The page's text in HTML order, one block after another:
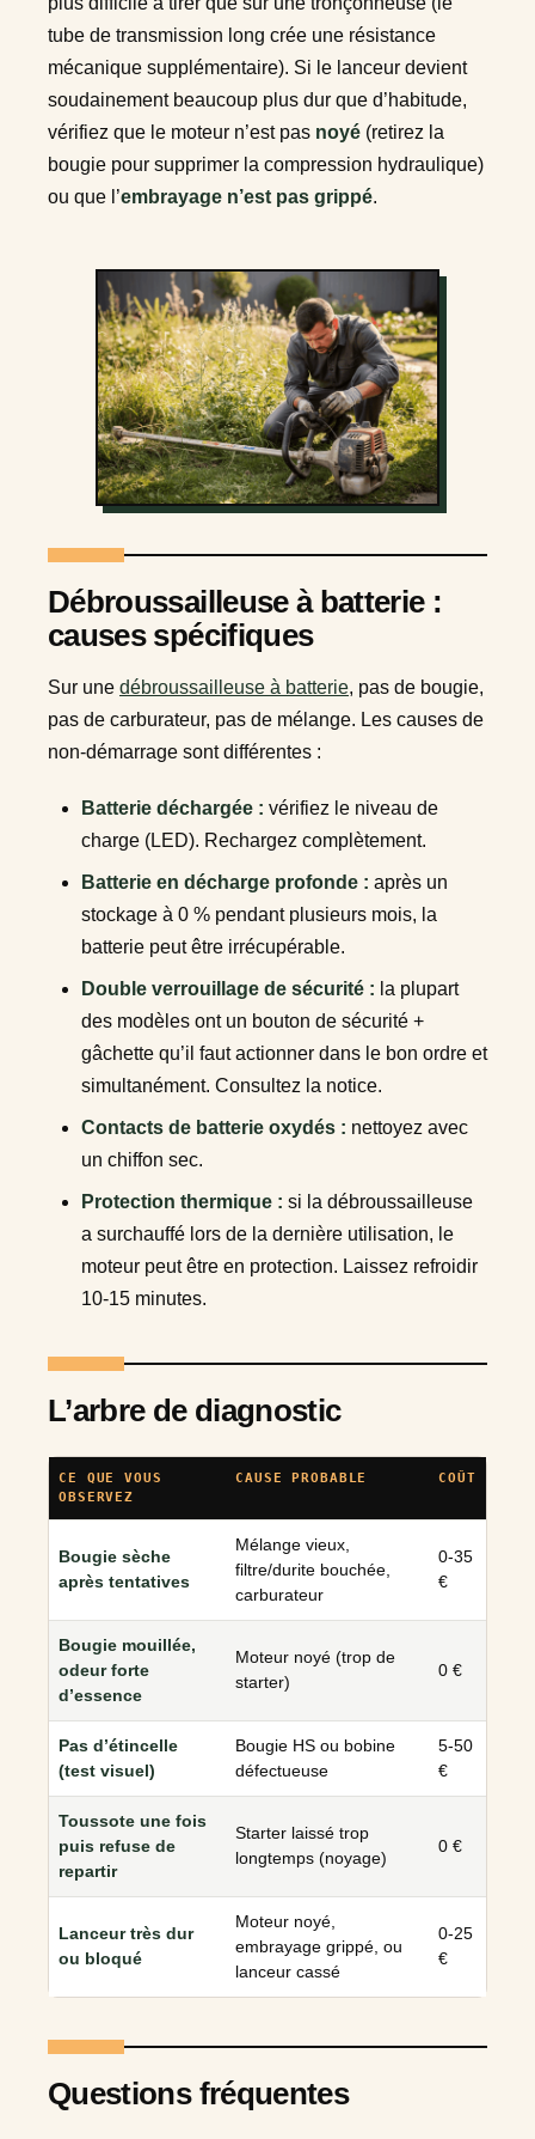
tube de transmission long crée une résistance
mécanique supplémentaire). Si le lanceur devient
soudainement beaucoup plus dur que d’habitude,
vérifiez que le moteur n’est pas noyé (retirez la
bougie pour supprimer la compression hydraulique)
ou que l’embrayage n’est pas grippé.
Débroussailleuse à batterie :
causes spécifiques
Sur une débroussailleuse à batterie, pas de bougie,
pas de carburateur, pas de mélange. Les causes de
non-démarrage sont différentes :
Batterie déchargée : vérifiez le niveau de
charge (LED). Rechargez complètement.
Batterie en décharge profonde : après un
stockage à 0 % pendant plusieurs mois, la
batterie peut être irrécupérable.
Double verrouillage de sécurité : la plupart
des modèles ont un bouton de sécurité +
gâchette qu’il faut actionner dans le bon ordre et
simultanément. Consultez la notice.
Contacts de batterie oxydés : nettoyez avec
un chiffon sec.
Protection thermique : si la débroussailleuse
a surchauffé lors de la dernière utilisation, le
moteur peut être en protection. Laissez refroidir
10-15 minutes.
L’arbre de diagnostic
CE QUE VOUS
OBSERVEZ
CAUSE PROBABLE COÛT
Bougie sèche
après tentatives
Mélange vieux,
filtre/durite bouchée,
carburateur
0-35
€
Bougie mouillée,
odeur forte
d’essence
Moteur noyé (trop de
starter)
0 €
Pas d’étincelle
(test visuel)
Bougie HS ou bobine
défectueuse
5-50
€
Toussote une fois
puis refuse de
repartir
Starter laissé trop
longtemps (noyage)
0 €
Lanceur très dur
ou bloqué
Moteur noyé,
embrayage grippé, ou
lanceur cassé
0-25
€
Questions fréquentes